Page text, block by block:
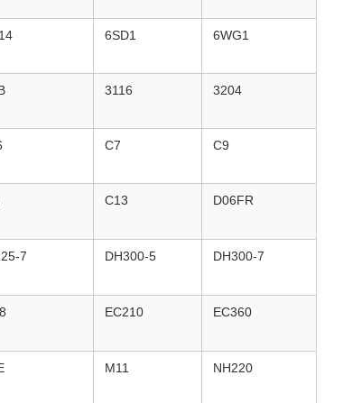
6SD1 6WG1
3116 3204
C7 C9
C13 D06FR
7 DH300-5 DH300-7
EC210 EC360
M11 NH220